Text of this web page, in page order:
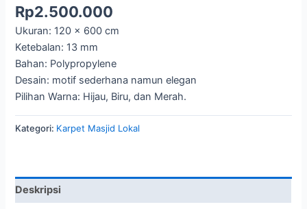
Rp2.500.000
Ukuran: 120 x 600 cm
Ketebalan: 13 mm
Bahan: Polypropylene
Desain: motif sederhana namun elegan
Pilihan Warna: Hijau, Biru, dan Merah.
Kategori: Karpet Masjid Lokal
Deskripsi